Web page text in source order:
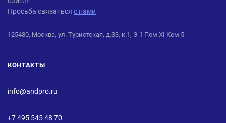
Просьба связаться с нами
125480, Москва, ул. Туристская, д.33, к.1, Э 1 Пом XI Ком 5
КОНТАКТЫ
info@andpro.ru
+7 495 545 48 70